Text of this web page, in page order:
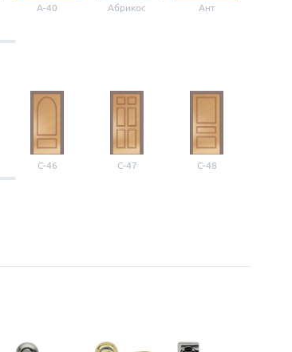
A-40 Абрикос Ант
С-46 С-47 С-48